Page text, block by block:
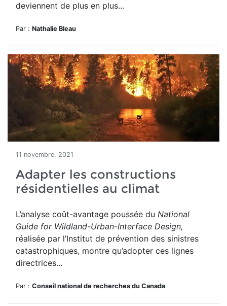
deviennent de plus en plus...
Par : Nathalie Bleau
11 novembre, 2021
Adapter les constructions
résidentielles au climat
L’analyse coût-avantage poussée du National
Guide for Wildland-Urban-Interface Design,
réalisée par l’Institut de prévention des sinistres
catastrophiques, montre qu’adopter ces lignes
directrices...
Par : Conseil national de recherches du Canada